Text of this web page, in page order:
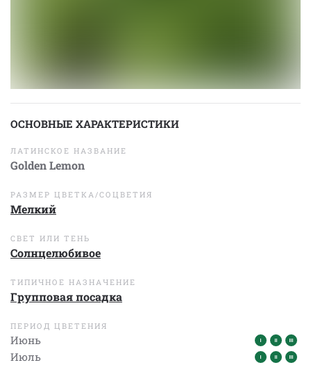
ОСНОВНЫЕ ХАРАКТЕРИСТИКИ
ЛАТИНСКОЕ НАЗВАНИЕ
Golden Lemon
РАЗМЕР ЦВЕТКА/СОЦВЕТИЯ
Мелкий
СВЕТ ИЛИ ТЕНЬ
Солнцелюбивое
ТИПИЧНОЕ НАЗНАЧЕНИЕ
Групповая посадка
ПЕРИОД ЦВЕТЕНИЯ
Июнь
Июль